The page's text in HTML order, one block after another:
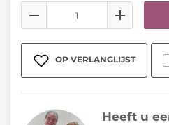
OP VERLANGLIJST
Heeft u